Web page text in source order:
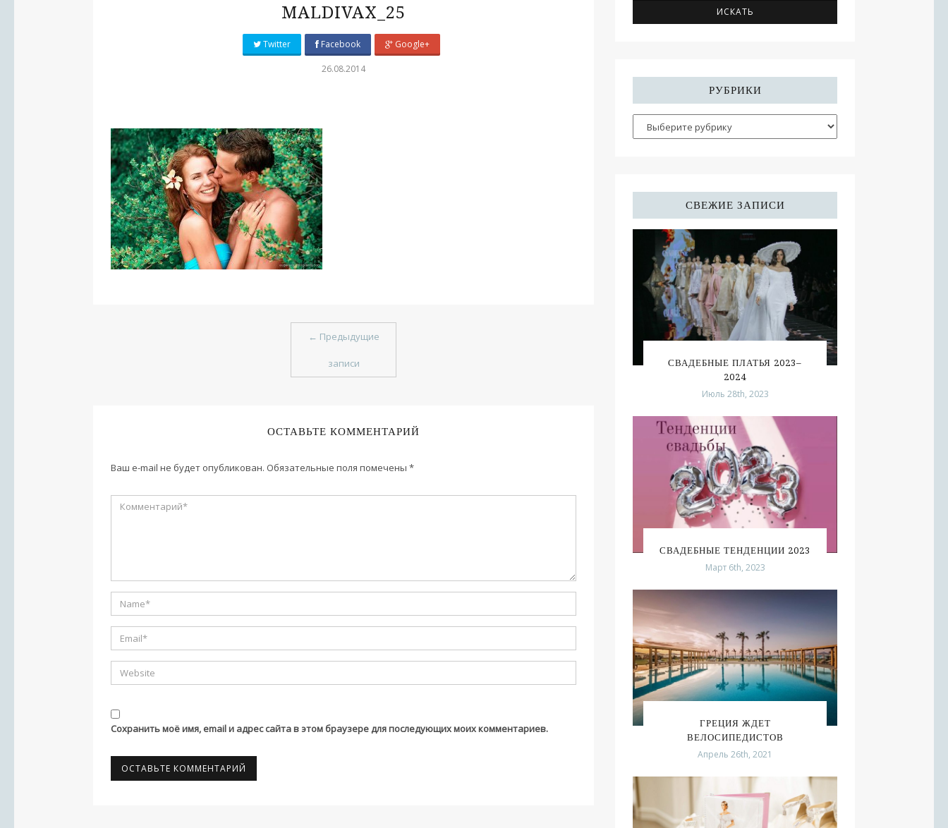
MALDIVAX_25
Twitter Facebook Google+
26.08.2014
← Предыдущие
записи
ОСТАВЬТЕ КОММЕНТАРИЙ
Ваш e-mail не будет опубликован. Обязательные поля помечены *
Сохранить моё имя, email и адрес сайта в этом браузере для последующих моих комментариев.
РУБРИКИ
СВЕЖИЕ ЗАПИСИ
СВАДЕБНЫЕ ПЛАТЬЯ 2023–
2024
Июль 28th, 2023
СВАДЕБНЫЕ ТЕНДЕНЦИИ 2023
Март 6th, 2023
ГРЕЦИЯ ЖДЕТ
ВЕЛОСИПЕДИСТОВ
Апрель 26th, 2021